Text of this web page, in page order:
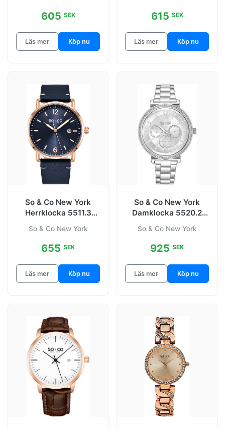
Uptown Roseguldstonad/Satin
605 SEK
Läs mer Köp nu
615 SEK
Läs mer Köp nu
So & Co New York
Herrklocka 5511.3
Ø38 mm
So & Co New York
655 SEK
Läs mer Köp nu
So & Co New York
Damklocka 5520.2
Silverfärgad/Stål
So & Co New York
925 SEK
Läs mer Köp nu